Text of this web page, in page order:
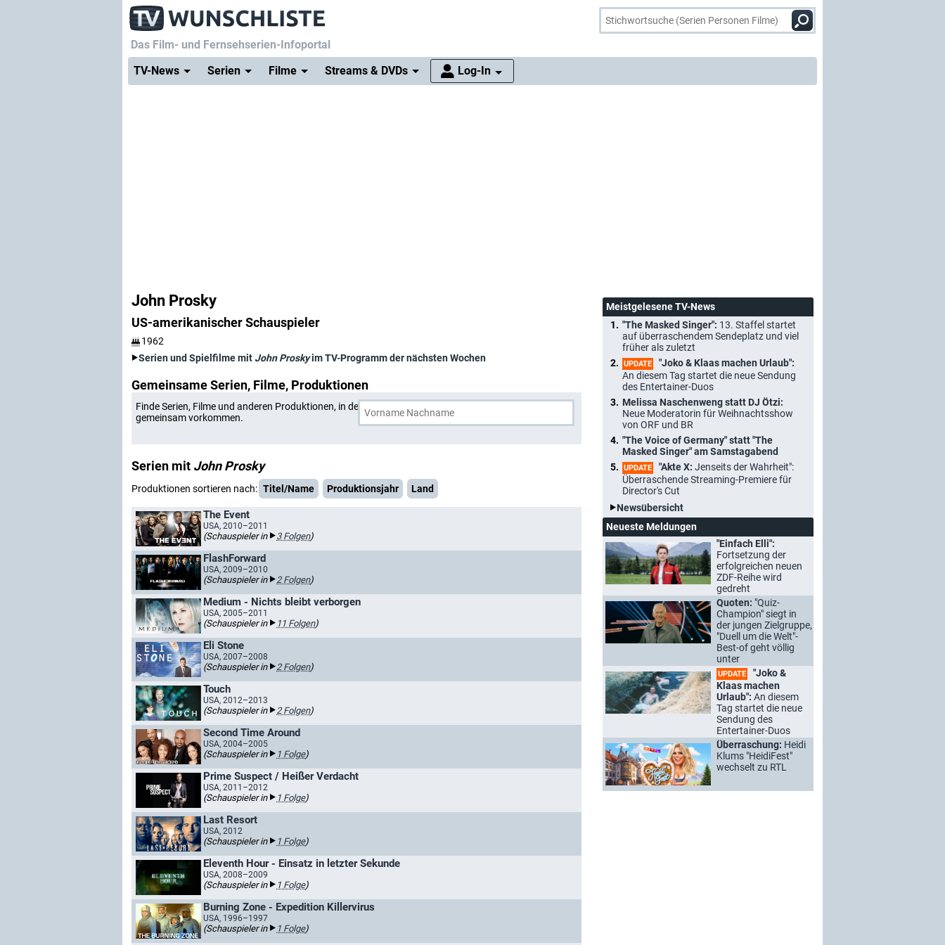
Das Film- und Fernsehserien-Infoportal
TV-News
Serien Filme Streams & DVDs Log-In
John Prosky
US-amerikanischer Schauspieler
1962
Serien und Spielfilme mit John Proskyim TV-Programm der nächsten Wochen
Gemeinsame Serien, Filme, Produktionen
Finde Serien, Filme und anderen Produktionen, in denen John Prosky
gemeinsam vorkommen.
Serien mit John Prosky
Produktionen sortieren nach: Titel/Name Produktionsjahr Land
The Event
USA, 2010–2011
(Schauspieler in 3 Folgen)
FlashForward
USA, 2009–2010
(Schauspieler in 2 Folgen)
Medium - Nichts bleibt verborgen
USA, 2005–2011
(Schauspieler in 11 Folgen)
Eli Stone
USA, 2007–2008
(Schauspieler in 2 Folgen)
Touch
USA, 2012–2013
(Schauspieler in 2 Folgen)
Second Time Around
USA, 2004–2005
(Schauspieler in 1 Folge)
Prime Suspect / Heißer Verdacht
USA, 2011–2012
(Schauspieler in 1 Folge)
Last Resort
USA, 2012
(Schauspieler in 1 Folge)
Eleventh Hour - Einsatz in letzter Sekunde
USA, 2008–2009
(Schauspieler in 1 Folge)
Burning Zone - Expedition Killervirus
USA, 1996–1997
(Schauspieler in 1 Folge)
Meistgelesene TV-News
"The Masked Singer": 13. Staffel startet
auf überraschendem Sendeplatz und viel
früher als zuletzt
UPDATE
"Joko & Klaas machen Urlaub":
An diesem Tag startet die neue Sendung
des Entertainer-Duos
Melissa Naschenweng statt DJ Ötzi:
Neue Moderatorin für Weihnachtsshow
von ORF und BR
"The Voice of Germany" statt "The
Masked Singer" am Samstagabend
UPDATE "Akte X: Jenseits der Wahrheit":
Überraschende Streaming-Premiere für
Director's Cut
Newsübersicht
Neueste Meldungen
"Einfach Elli":
Fortsetzung der
erfolgreichen neuen
ZDF-Reihe wird
gedreht
Quoten: "Quiz-
Champion" siegt in
der jungen Zielgruppe,
"Duell um die Welt"-
Best-of geht völlig
unter
UPDATE
"Joko &
Klaas machen
Urlaub": An diesem
Tag startet die neue
Sendung des
Entertainer-Duos
Überraschung: Heidi
Klums "HeidiFest"
wechselt zu RTL